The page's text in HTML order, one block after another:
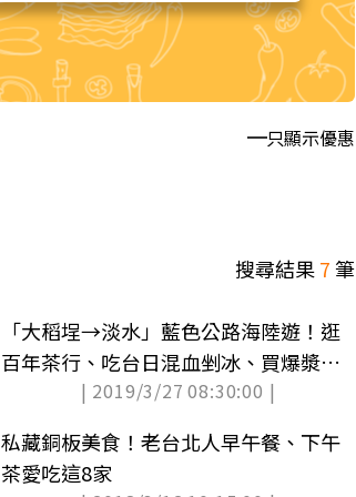
只顯示優惠
搜尋結果7筆
「大稻埕→淡水」藍色公路海陸遊！逛
百年茶行、吃台日混血剉冰、買爆漿烤
| 2019/3/27 08:30:00 |
私藏銅板美食！老台北人早午餐、下午
茶愛吃這8家